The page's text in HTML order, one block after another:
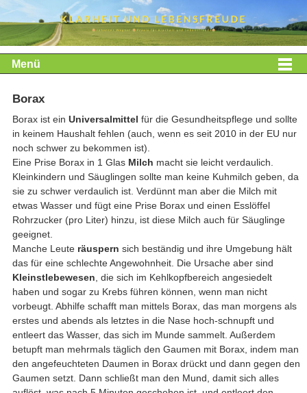
Menü
Borax
Borax ist ein Universalmittel für die Gesundheitspflege und sollte
in keinem Haushalt fehlen (auch, wenn es seit 2010 in der EU nur
noch schwer zu bekommen ist).
Eine Prise Borax in 1 Glas Milch macht sie leicht verdaulich.
Kleinkindern und Säuglingen sollte man keine Kuhmilch geben, da
sie zu schwer verdaulich ist. Verdünnt man aber die Milch mit
etwas Wasser und fügt eine Prise Borax und einen Esslöffel
Rohrzucker (pro Liter) hinzu, ist diese Milch auch für Säuglinge
geeignet.
Manche Leute räuspern sich beständig und ihre Umgebung hält
das für eine schlechte Angewohnheit. Die Ursache aber sind
Kleinstlebewesen, die sich im Kehlkopfbereich angesiedelt
haben und sogar zu Krebs führen können, wenn man nicht
vorbeugt. Abhilfe schafft man mittels Borax, das man morgens als
erstes und abends als letztes in die Nase hoch-schnupft und
entleert das Wasser, das sich im Munde sammelt. Außerdem
betupft man mehrmals täglich den Gaumen mit Borax, indem man
den angefeuchteten Daumen in Borax drückt und dann gegen den
Gaumen setzt. Dann schließt man den Mund, damit sich alles